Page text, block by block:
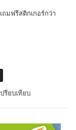
มฟรีสติกเกอร์กว่า
รียบเทียบ